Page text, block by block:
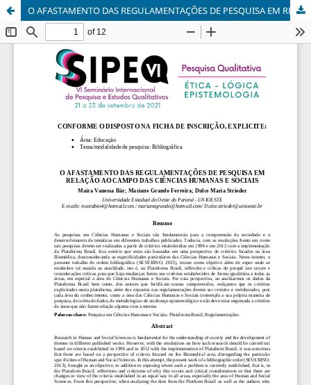
O AFASTAMENTO DAS REGULAMENTAÇÕES DE PESQUISA EM RELAÇÃO AO CAMPO DAS CIÊNCIAS HUMANAS E SOCIAIS